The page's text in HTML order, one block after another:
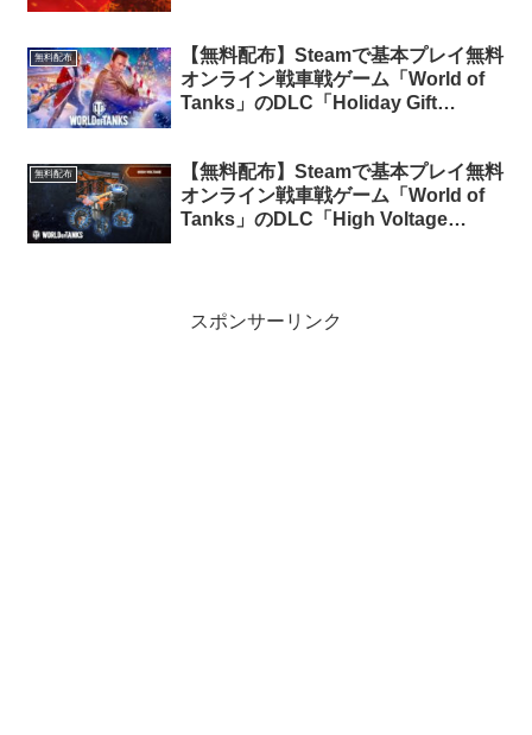
無料配布
【無料配布】Steamで基本プレイ無料
オンライン戦車戦ゲーム「World of
Tanks」のDLC「Holiday Gift
無料配布
【無料配布】Steamで基本プレイ無料
オンライン戦車戦ゲーム「World of
Tanks」のDLC「High Voltage
スポンサーリンク